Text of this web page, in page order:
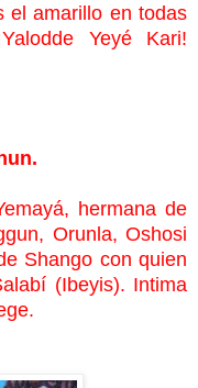
el amarillo en todas
Yeyé Kari!
hermana de
Orunla, Oshosi
Shango con quien
(Ibeyis). Intima